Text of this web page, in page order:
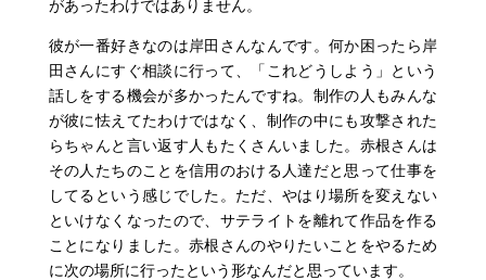
があったわけではありません。
彼が一番好きなのは岸田さんなんです。何か困ったら岸
田さんにすぐ相談に行って、「これどうしよう」という
話しをする機会が多かったんですね。制作の人もみんな
が彼に怯えてたわけではなく、制作の中にも攻撃された
らちゃんと言い返す人もたくさんいました。赤根さんは
その人たちのことを信用のおける人達だと思って仕事を
してるという感じでした。ただ、やはり場所を変えない
といけなくなったので、サテライトを離れて作品を作る
ことになりました。赤根さんのやりたいことをやるため
に次の場所に行ったという形なんだと思っています。